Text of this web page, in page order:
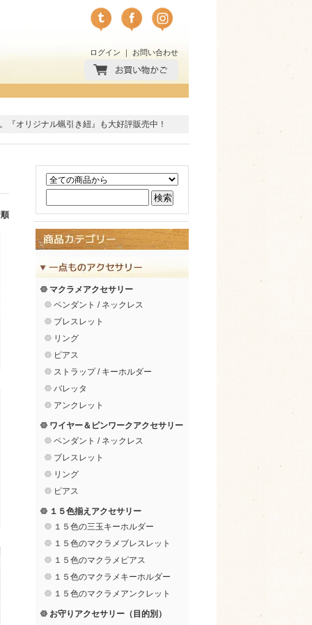
ログイン ｜ お問い合わせ
『オリジナル蝋引き紐』 も大好評販売中！
マクラメアクセサリー
ペンダント / ネックレス
ブレスレット
リング
ピアス
ストラップ / キーホルダー
バレッタ
アンクレット
ワイヤー＆ピンワークアクセサリー
ペンダント / ネックレス
ブレスレット
リング
ピアス
１５色揃えアクセサリー
１５色の三玉キーホルダー
１５色のマクラメブレスレット
１５色のマクラメピアス
１５色のマクラメキーホルダー
１５色のマクラメアンクレット
お守りアクセサリー（目的別）